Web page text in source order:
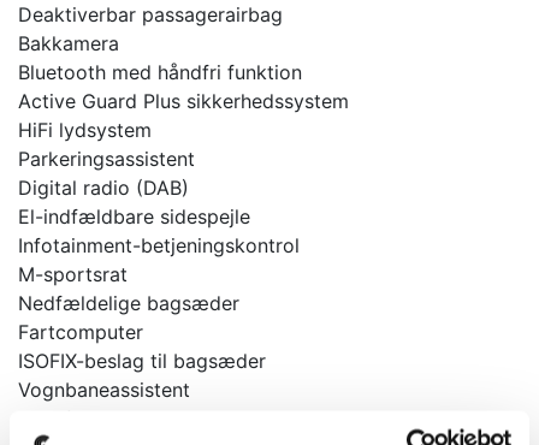
Deaktiverbar passagerairbag
Bakkamera
Bluetooth med håndfri funktion
Active Guard Plus sikkerhedssystem
HiFi lydsystem
Parkeringsassistent
Digital radio (DAB)
El-indfældbare sidespejle
Infotainment-betjeningskontrol
M-sportsrat
Nedfældelige bagsæder
Fartcomputer
ISOFIX-beslag til bagsæder
Vognbaneassistent